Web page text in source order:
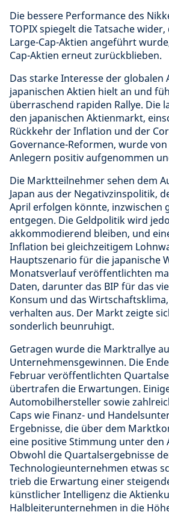
Die bessere Performance des
TOPIX spiegelt die Tatsache wider,
Large-Cap-Aktien angeführt
Cap-Aktien erneut zurückblieben.
Das starke Interesse der globalen
japanischen Aktien hielt an und
überraschend rapiden Rallye. Die
den japanischen Aktienmarkt,
Rückkehr der Inflation und der
Governance-Reformen, wurde
Anlegern positiv aufgenommen
Die Marktteilnehmer sehen dem
Japan aus der Negativzinspolitik,
April erfolgen könnte, inzwischen
entgegen. Die Geldpolitik wird
akkommodierend bleiben, und
Inflation bei gleichzeitigem
Hauptszenario für die japanische
Monatsverlauf veröffentlichten
Daten, darunter das BIP für das
Konsum und das
verhalten aus. Der Markt zeigte
sonderlich beunruhigt.
Getragen wurde die Marktrallye
Unternehmensgewinnen. Die
Februar veröffentlichten
übertrafen die Erwartungen.
Automobilhersteller sowie
Caps wie Finanz- und
Ergebnisse, die über dem
eine positive Stimmung unter den
Obwohl die Quartalsergebnisse
Technologieunternehmen etwas
trieb die Erwartung einer
künstlicher Intelligenz die
Halbleiterunternehmen in die